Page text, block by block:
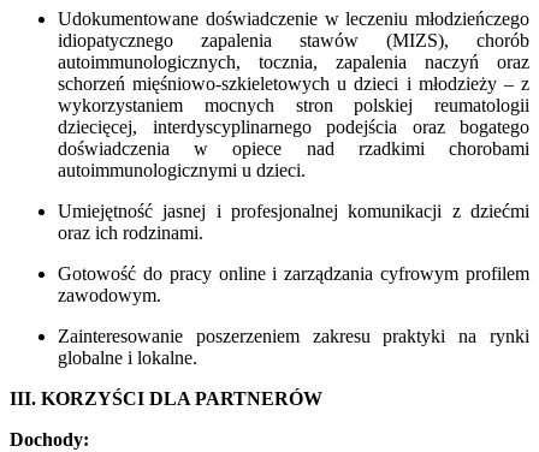
Udokumentowane doświadczenie w leczeniu młodzieńczego
idiopatycznego zapalenia stawów (MIZS), chorób
autoimmunologicznych, tocznia, zapalenia naczyń oraz
schorzeń mięśniowo-szkieletowych u dzieci i młodzieży – z
wykorzystaniem mocnych stron polskiej reumatologii
dziecięcej, interdyscyplinarnego podejścia oraz bogatego
doświadczenia w opiece nad rzadkimi chorobami
autoimmunologicznymi u dzieci.
Umiejętność jasnej i profesjonalnej komunikacji z dziećmi
oraz ich rodzinami.
Gotowość do pracy online i zarządzania cyfrowym profilem
zawodowym.
Zainteresowanie poszerzeniem zakresu praktyki na rynki
globalne i lokalne.
III. KORZYŚCI DLA PARTNERÓW
Dochody: